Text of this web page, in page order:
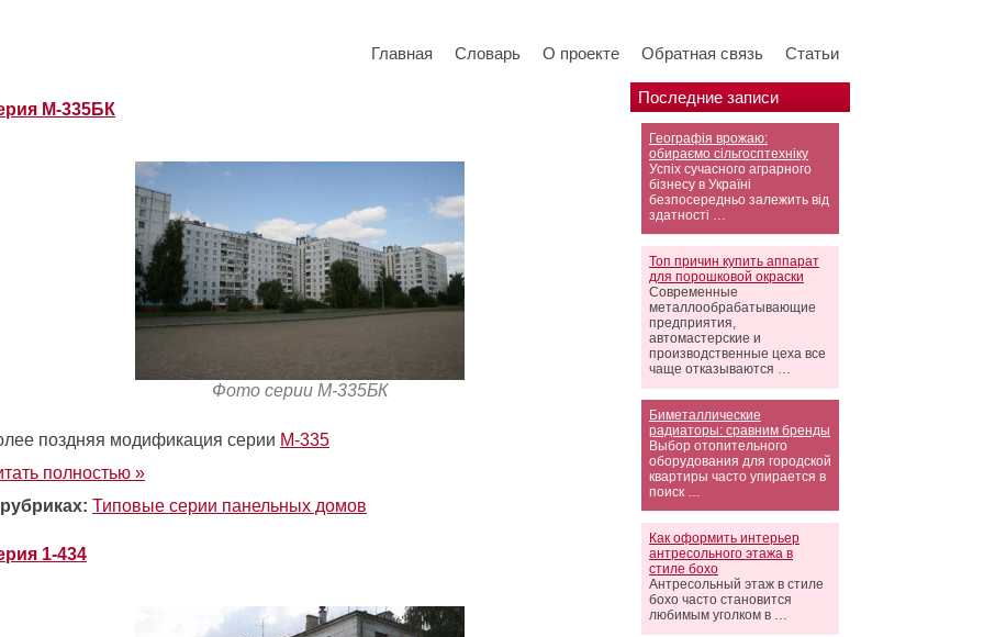
Главная Словарь О проекте Обратная связь Статьи
Последние записи
Географія врожаю:
обираємо сільгосптехніку
Успіх сучасного аграрного
бізнесу в Україні
безпосередньо залежить від
здатності …
Топ причин купить аппарат
для порошковой окраски
Современные
металлообрабатывающие
предприятия,
автомастерские и
производственные цеха все
чаще отказываются …
Биметаллические
радиаторы: сравним бренды
Выбор отопительного
оборудования для городской
квартиры часто упирается в
поиск …
Как оформить интерьер
антресольного этажа в
стиле бохо
Антресольный этаж в стиле
бохо часто становится
любимым уголком в …
М-335БК
Фото серии М-335БК
поздняя модификация серии М-335
полностью »
Типовые серии панельных домов
1-434